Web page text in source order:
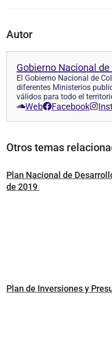
Autor
Gobierno Nacional
El Gobierno Nacional de
diferentes Ministerios
válidos para todo el
Web Facebook
Otros temas
Plan Nacional de
de 2019
Plan de Inversiones y